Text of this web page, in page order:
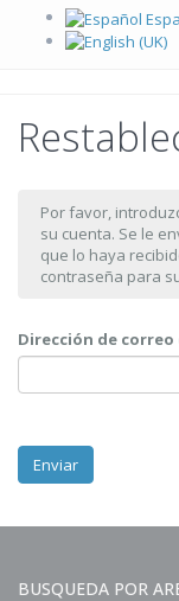
Por favor,
su cuenta. Se le
que lo haya
contraseña para
Dirección de
Enviar
BUSQUEDA POR